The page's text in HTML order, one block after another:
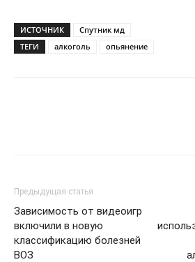
ИСТОЧНИК
Спутник мд
ТЕГИ
алкоголь опьянение
Предыдущая статья
Зависимость от видеоигр
включили в новую
классификацию болезней
ВОЗ